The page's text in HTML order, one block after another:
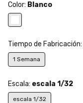
Color: Blanco
Tiempo de Fabricación:
1 Semana
Escala: escala 1/32
escala 1/32